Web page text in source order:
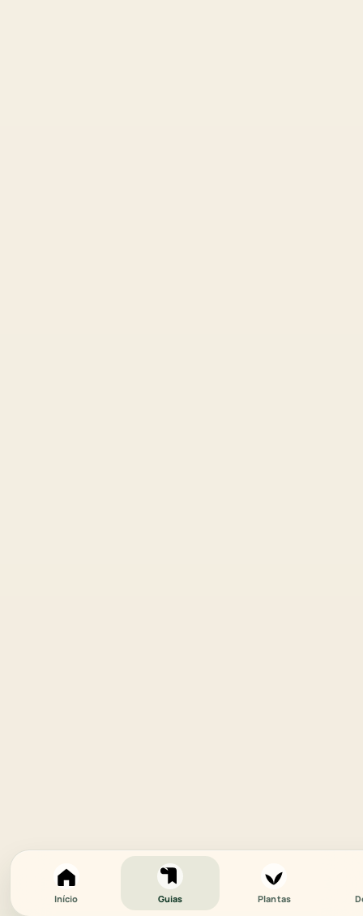
Início Guias Plantas